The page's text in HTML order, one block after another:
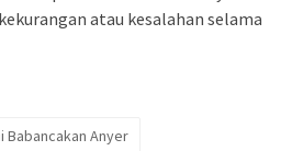
atau kesalahan selama
Babancakan Anyer